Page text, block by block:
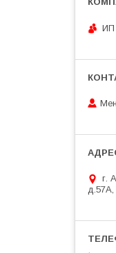
ИП
г.
д.57А,